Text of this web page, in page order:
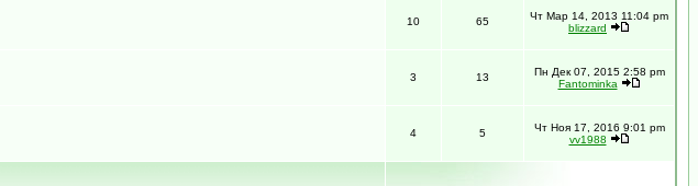
10 65
Чт Мар 14, 2013 11:04 pm
blizzard
3 13
Пн Дек 07, 2015 2:58 pm
Fantominka
4 5
Чт Ноя 17, 2016 9:01 pm
vv1988